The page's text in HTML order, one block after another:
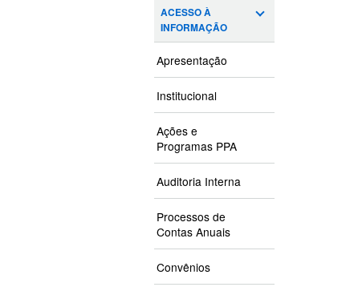
ACESSO À
INFORMAÇÃO
Apresentação
Institucional
Ações e
Programas PPA
Auditoria Interna
Processos de
Contas Anuais
Convênios